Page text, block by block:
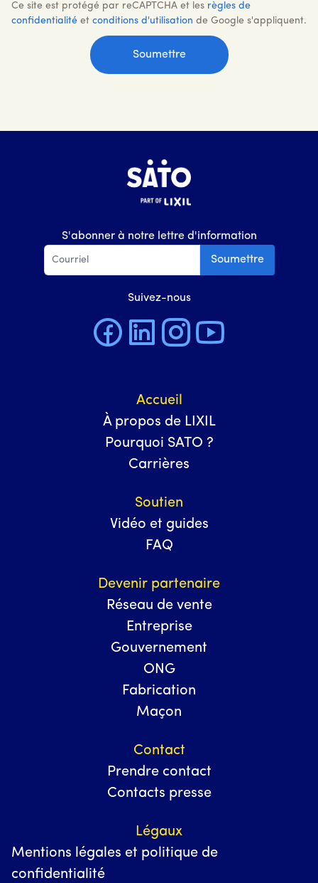
Ce site est protégé par reCAPTCHA et les règles de
confidentialité et conditions d'utilisation de Google s'appliquent.
S'abonner à notre lettre d'information
Soumettre
Suivez-nous
Accueil
À propos de LIXIL
Pourquoi SATO ?
Carrières
Soutien
Vidéo et guides
FAQ
Devenir partenaire
Réseau de vente
Entreprise
Gouvernement
ONG
Fabrication
Maçon
Contact
Prendre contact
Contacts presse
Légaux
Mentions légales et politique de
confidentialité